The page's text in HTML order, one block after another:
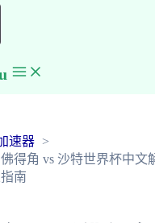
速器
得角 vs 沙特世界杯中文
南